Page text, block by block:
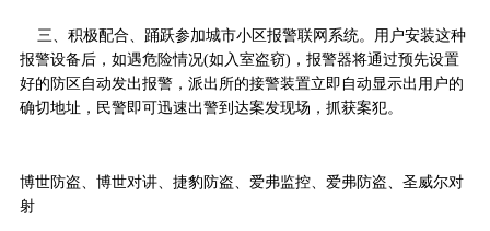
三、积极配合、踊跃参加城市小区报警联网系统。用户安装这种
报警设备后，如遇危险情况(如入室盗窃)，报警器将通过预先设置
好的防区自动发出报警，派出所的接警装置立即自动显示出用户的
确切地址，民警即可迅速出警到达案发现场，抓获案犯。
博世防盗、博世对讲、捷豹防盗、爱弗监控、爱弗防盗、圣威尔对
射